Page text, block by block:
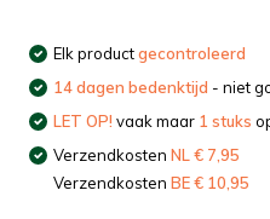
Elk productgecontroleerd
14 dagen bedenktijd - niet
LET OP! vaak maar 1 stuks
VerzendkostenNL € 7,95
VerzendkostenBE € 10,95